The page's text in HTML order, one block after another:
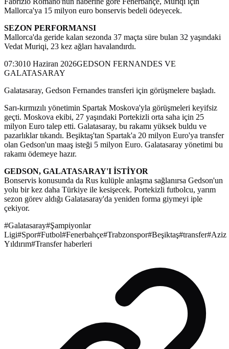
Mallorca'ya 15 milyon euro bonservis bedeli ödeyecek.
SEZON PERFORMANSI
Mallorca'da geride kalan sezonda 37 maçta süre bulan 32 yaşındaki
Vedat Muriqi, 23 kez ağları havalandırdı.
07:3010 Haziran 2026GEDSON FERNANDES VE
GALATASARAY
Galatasaray, Gedson Fernandes transferi için görüşmelere başladı.
Sarı-kırmızılı yönetimin Spartak Moskova'yla görüşmeleri keyifsiz
geçti. Moskova ekibi, 27 yaşındaki Portekizli orta saha için 25
milyon Euro talep etti. Galatasaray, bu rakamı yüksek buldu ve
pazarlıklar tıkandı. Beşiktaş'tan Spartak'a 20 milyon Euro'ya transfer
olan Gedson'un maaş isteği 5 milyon Euro. Galatasaray yönetimi bu
rakamı ödemeye hazır.
GEDSON, GALATASARAY'I İSTİYOR
Bonservis konusunda da Rus kulüple anlaşma sağlanırsa Gedson'un
yolu bir kez daha Türkiye ile kesişecek. Portekizli futbolcu, yarım
sezon görev aldığı Galatasaray'da yeniden forma giymeyi iple
çekiyor.
#Galatasaray#Şampiyonlar
Ligi#Spor#Futbol#Fenerbahçe#Trabzonspor#Beşiktaş#transfer#Aziz
Yıldırım#Transfer haberleri